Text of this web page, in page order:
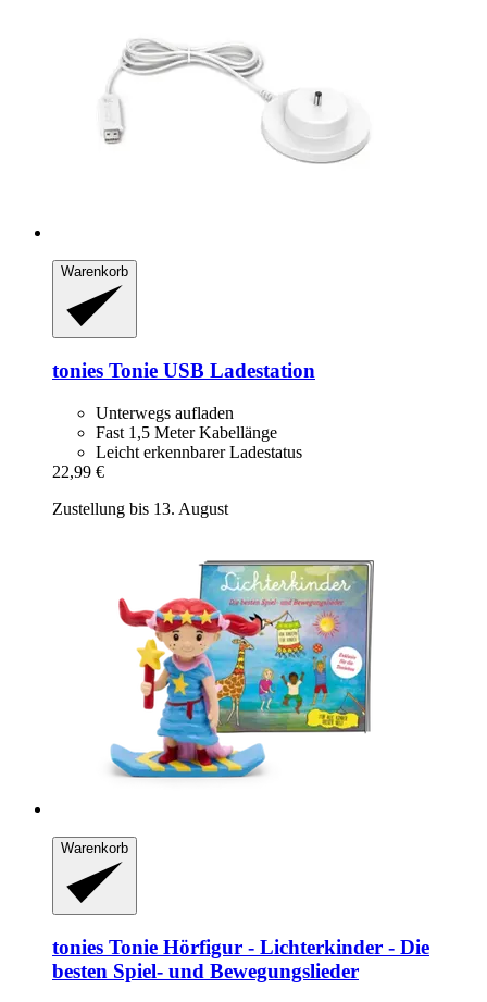
Warenkorb
tonies Tonie USB Ladestation
Unterwegs aufladen
Fast 1,5 Meter Kabellänge
Leicht erkennbarer Ladestatus
22,99 €
Zustellung bis 13. August
Warenkorb
tonies Tonie Hörfigur -​ Lichterkinder -​ Die
besten Spiel-​ und Bewegungslieder